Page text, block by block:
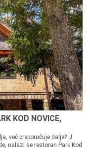
KOD NOVICE,
već preporučuje dalje? U
nalazi se restoran Park Kod